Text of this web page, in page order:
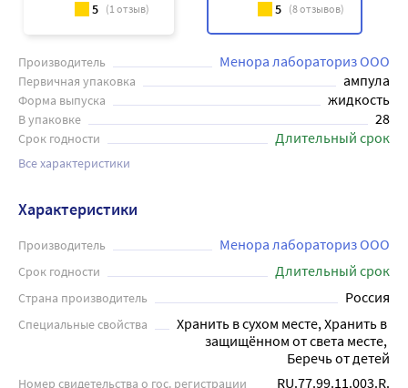
5 (1отзыв) 5 (8отзывов)
Производитель Менора лабораториз ООО
Первичная упаковка ампула
Форма выпуска жидкость
В упаковке 28
Срок годности Длительный срок
Все характеристики
Характеристики
Производитель Менора лабораториз ООО
Срок годности Длительный срок
Страна производитель Россия
Специальные свойства
Хранить в сухом месте, Хранить в
защищённом от света месте,
Беречь от детей
Номер свидетельства о гос. регистрации
RU.77.99.11.003.R.